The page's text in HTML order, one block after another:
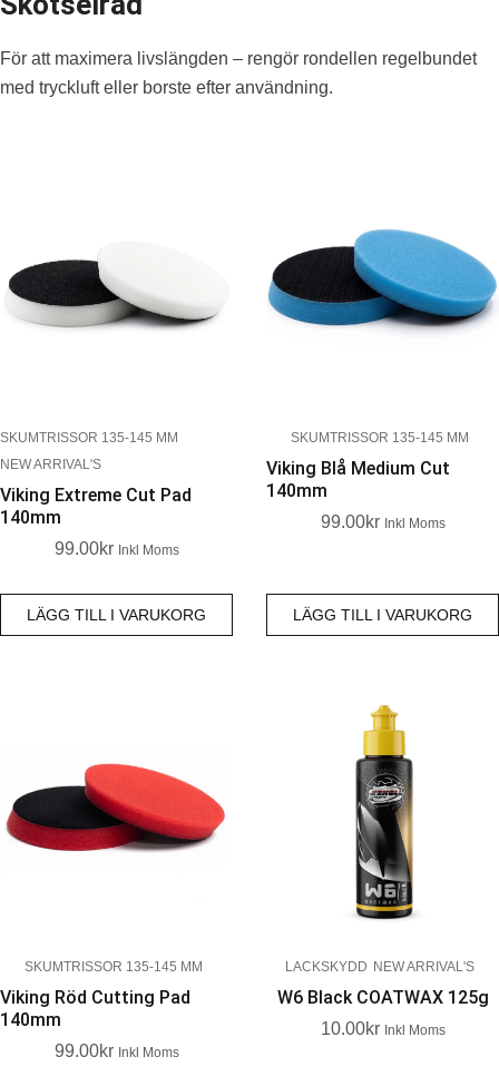
För att maximera livslängden – rengör rondellen regelbundet
med tryckluft eller borste efter användning.
SKUMTRISSOR 135-145 MM
NEW ARRIVAL'S
Viking Extreme Cut Pad
140mm
99.00Kr Inkl Moms
LÄGG TILL I VARUKORG
SKUMTRISSOR 135-145 MM
Viking Blå Medium Cut
140mm
99.00Kr Inkl Moms
LÄGG TILL I VARUKORG
SKUMTRISSOR 135-145 MM
Viking Röd Cutting Pad
140mm
99.00Kr Inkl Moms
LACKSKYDD NEW ARRIVAL'S
W6 Black COATWAX 125g
10.00Kr Inkl Moms